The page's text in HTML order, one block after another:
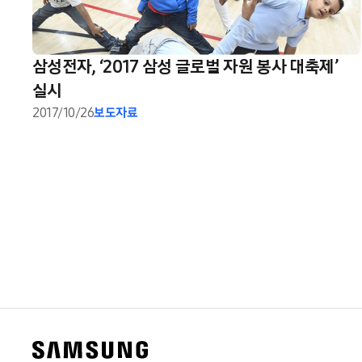
삼성전자, ‘2017 삼성 글로벌 자원 봉사 대축제’
실시
2017/10/26보도자료